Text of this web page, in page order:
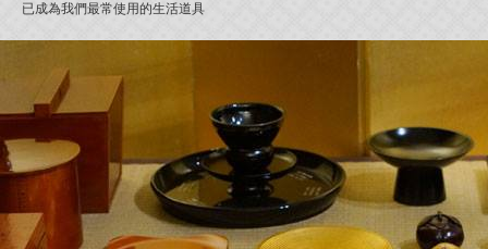
已成為我們最常使用的生活道具